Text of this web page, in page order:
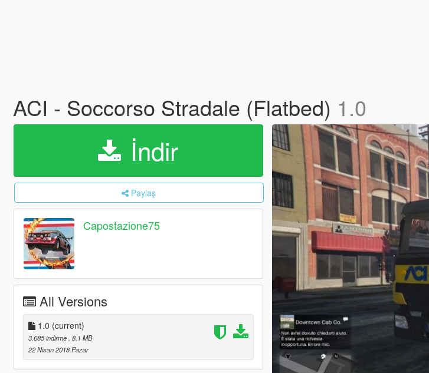
ACI - Soccorso Stradale (Flatbed) 1.0
İndir
Paylaş
Capostazione75
All Versions
1.0 (current)
3.685 indirme , 8,1 MB
22 Nisan 2018 Pazar